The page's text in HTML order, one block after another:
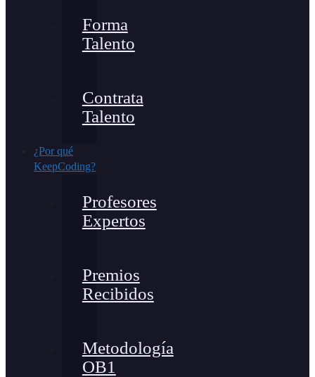
Forma
Talento
Contrata
Talento
¿Por qué
KeepCoding?
Profesores
Expertos
Premios
Recibidos
Metodología
OB1